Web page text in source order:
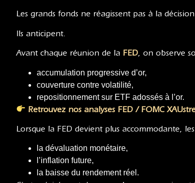
Les grands fonds ne réagissent pas à la
Ils anticipent.
Avant chaque réunion de la FED, on observe
accumulation progressive d’or,
couverture contre volatilité,
repositionnement sur ETF adossés à l’or.
Retrouvez nos analyses FED / FOMC
Lorsque la FED devient plus accommodante,
la dévaluation monétaire,
l’inflation future,
la baisse du rendement réel.